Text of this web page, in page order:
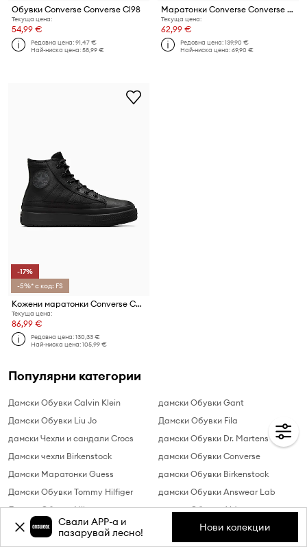
Обувки Converse Converse Cl98
Текуща цена:
54,99 €
Редовна цена:91,47 €
Най-ниска цена:58,99 €
Маратонки Converse Converse x Transformers All Star BB Shift CX
Текуща цена:
62,99 €
Редовна цена:139,90 €
Най-ниска цена:69,90 €
-17%
-5%* с код: FS
Кожени маратонки Converse Chuck Taylor All Star Equip Waterproof
Текуща цена:
86,99 €
Редовна цена:130,33 €
Най-ниска цена:105,99 €
Популярни категории
Дамски Обувки Calvin Klein
Дамски Обувки Liu Jo
дамски Чехли и сандали Crocs
Дамски чехли Birkenstock
Дамски Маратонки Guess
Дамски Обувки Tommy Hilfiger
Дамски Обувки Nike
Дамски Обувки Adidas
дамски Обувки Gant
Дамски Обувки Fila
дамски Обувки Dr. Martens
дамски Обувки Converse
дамски Обувки Birkenstock
дамски Обувки Answear Lab
дамски Обувки Aldo
дамски Обувки adidas Originals
Свали APP-a и
пазарувай лесно!
Нови колекции